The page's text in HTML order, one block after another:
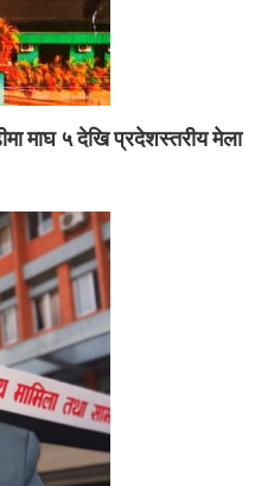
माघ ५ देखि प्रदेशस्तरीय मेला